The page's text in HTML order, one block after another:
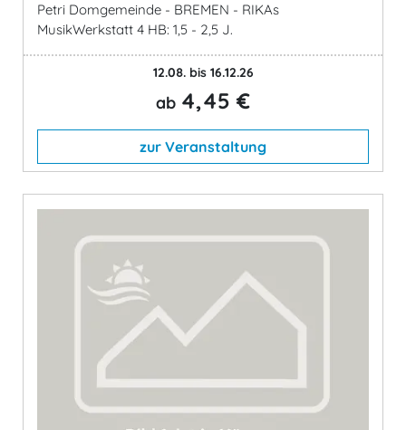
Petri Domgemeinde - BREMEN - RIKAs
MusikWerkstatt 4 HB: 1,5 - 2,5 J.
12.08. bis 16.12.26
ab 4,45 €
zur Veranstaltung